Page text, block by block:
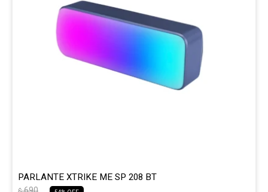
PARLANTE XTRIKE ME SP 208 BT
Telefonía
Juguetes
Varios